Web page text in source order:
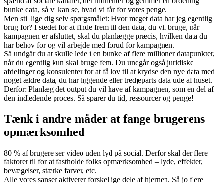
bunke data, så vi kan se, hvad vi får for vores penge.
Men stil lige dig selv spørgsmålet: Hvor meget data har jeg egentlig
brug for? I stedet for at finde frem til den data, du vil bruge, når
kampagnen er afsluttet, skal du planlægge præcis, hvilken data du
har behov for og vil arbejde med forud for kampagnen.
Så undgår du at skulle lede i en bunke af flere millioner datapunkter,
når du egentlig kun skal bruge fem. Du undgår også juridiske
afdelinger og konsulenter for at få lov til at krydse den nye data med
noget ældre data, du har liggende eller tredjeparts data ude af huset.
Derfor: Planlæg det output du vil have af kampagnen, som en del af
den indledende proces. Så sparer du tid, ressourcer og penge!
Tænk i andre måder at fange brugerens
opmærksomhed
80 % af brugere ser video uden lyd på social. Derfor skal der flere
faktorer til for at fastholde folks opmærksomhed – lyde, effekter,
bevægelser, stærke farver, etc.
Alle vores sanser aktiverer forskellige dele af hjernen. Så jo flere